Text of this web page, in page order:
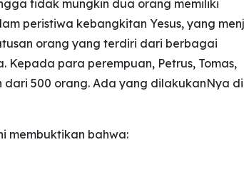
tidak mungkin dua orang memiliki
peristiwa kebangkitan Yesus, yang
orang yang terdiri dari berbagai
para perempuan, Petrus, Tomas,
500 orang. Ada yang dilakukanNya di
membuktikan bahwa: